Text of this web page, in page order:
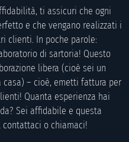
ti assicuri che ogni
e che vengano realizzati i
clienti. In poche parole:
di sartoria! Questo
libera (cioè sei un
– cioè, emetti fattura per
Quanta esperienza hai
Sei affidabile e questa
contattaci o chiamaci!